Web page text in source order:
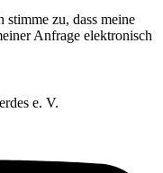
zu, dass meine
Anfrage elektronisch
e. V.